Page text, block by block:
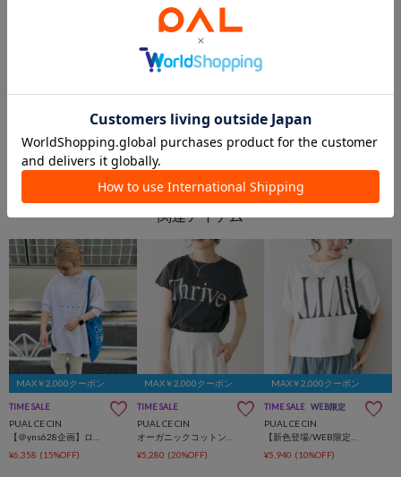
2026.04.28
PUAL CE CIN 本部
PUAL CE CIN
2026.04.25
PUAL CE CIN 本部
MAX￥2,000クーポン
TIME SALE
PUAL CE CIN
¥6,358 (15%OFF)
MAX￥2,000クーポン
TIME SALE
PUAL CE CIN
¥5,280 (20%OFF)
MAX￥2,000クーポン
TIME SALE WEB限定
PUAL CE CIN
¥5,940 (10%OFF)